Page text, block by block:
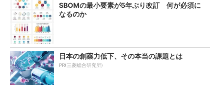
SBOMの最小要素が5年ぶり改訂 何が必須に
なるのか
日本の創薬力低下、その本当の課題とは
PR(三菱総合研究所)